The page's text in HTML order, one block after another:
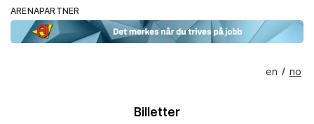
ARENAPARTNER
en / no
Billetter